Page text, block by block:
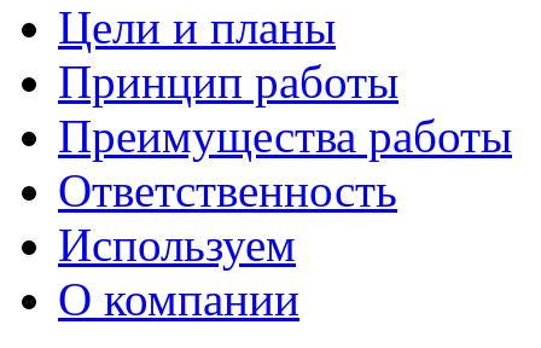
Цели и планы
Принцип работы
Преимущества работы
Ответственность
Используем
О компании